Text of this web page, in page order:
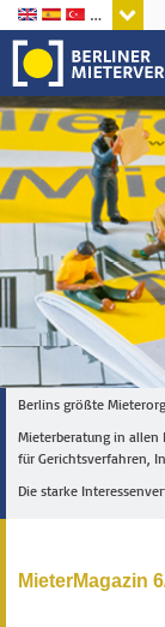
Sprachen
Berlins größte
Mieterberatung in allen
für Gerichtsverfahren,
Die starke
MieterMagazin